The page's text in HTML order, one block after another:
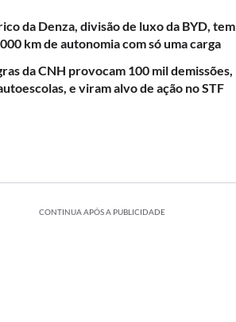
da Denza, divisão de luxo da BYD, tem
km de autonomia com só uma carga
da CNH provocam 100 mil demissões,
e viram alvo de ação no STF
CONTINUA APÓS A PUBLICIDADE